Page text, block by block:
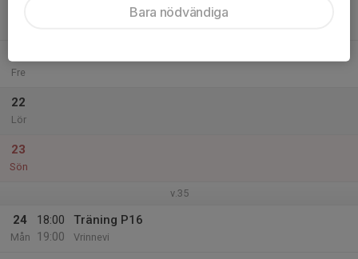
Träning P16
Fre
22
Lör
23
Sön
v.35
24
Mån
18:00
19:00
Träning P16
Vrinnevi
Bara nödvändiga